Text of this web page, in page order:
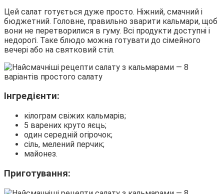
Цей салат готується дуже просто. Ніжний, смачний і
бюджетний. Головне, правильно зварити кальмари, щоб
вони не перетворилися в гуму. Всі продукти доступні і
недорогі. Таке блюдо можна готувати до сімейного
вечері або на святковий стіл.
Інгредієнти:
кілограм свіжих кальмарів;
5 варених круто яєць;
один середній огірочок;
сіль, мелений перчик;
майонез.
Приготування: